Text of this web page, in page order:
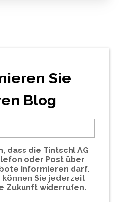
Sie
Blog
dass die Tintschl AG
oder Post über
informieren darf.
können Sie jederzeit
Zukunft widerrufen.